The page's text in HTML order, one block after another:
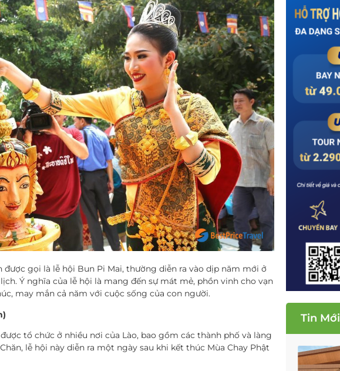
gọi là lễ hội Bun Pi Mai, thường diễn ra vào dịp năm mới ở
Ý nghĩa của lễ hội là mang đến sự mát mẻ, phồn vinh cho vạn
may mắn cả năm với cuộc sống của con người.
tổ chức ở nhiều nơi của Lào, bao gồm các thành phố và làng
lễ hội này diễn ra một ngày sau khi kết thúc Mùa Chay Phật
Tin Mới